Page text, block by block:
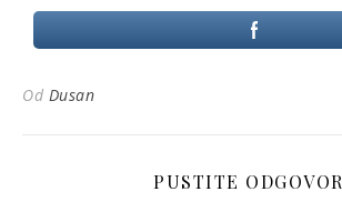
Od Dusan
PUSTITE ODGOVOR